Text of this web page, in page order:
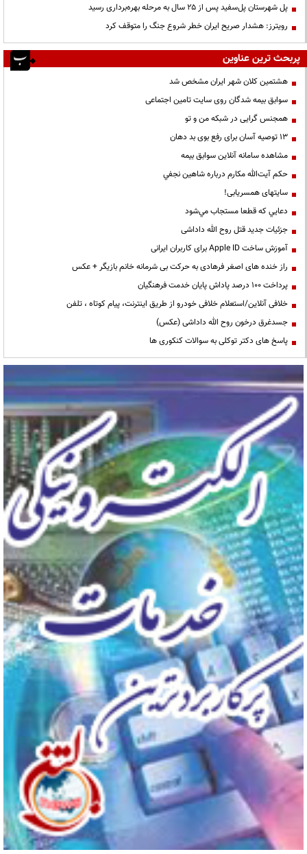
پل شهرستان پل‌سفید پس از ۲۵ سال به مرحله بهره‌برداری رسید
رویترز: هشدار صریح ایران خطر شروع جنگ را متوقف کرد
پربحث ترین عناوین
هشتمین کلان شهر ایران مشخص شد
سوابق بیمه شدگان روی سایت تامین اجتماعی
همجنس گرایی در شبکه من و تو
13 توصیه آسان برای رفع بوی بد دهان
مشاهده سامانه آنلاين سوابق بیمه
حكم آيت‌الله مكارم درباره شاهين نجفي
سایتهای همسریابی!
دعايي كه قطعا مستجاب مي‌شود
جزئیات جدید قتل روح الله داداشی
آموزش ساخت Apple ID برای کاربران ایرانی
راز خنده های اصغر فرهادی به حرکت بی شرمانه خانم بازیگر + عکس
پرداخت ۱۰۰ درصد پاداش پایان خدمت فرهنگیان
خلافی آنلاین/استعلام خلافی خودرو از طریق اینترنت، پیام کوتاه ، تلفن
جسدغرق درخون روح الله داداشی (عکس)
پاسخ های دکتر توکلی به سوالات کنکوری ها